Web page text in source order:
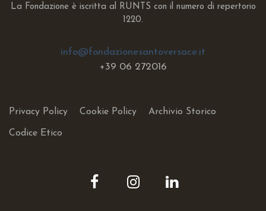
La Fondazione è iscritta al RUNTS con il numero di repertorio
1220.
info@fondazionesantoversace.it
+39 06 272016
Privacy Policy Cookie Policy Archivio Storico
Codice Etico